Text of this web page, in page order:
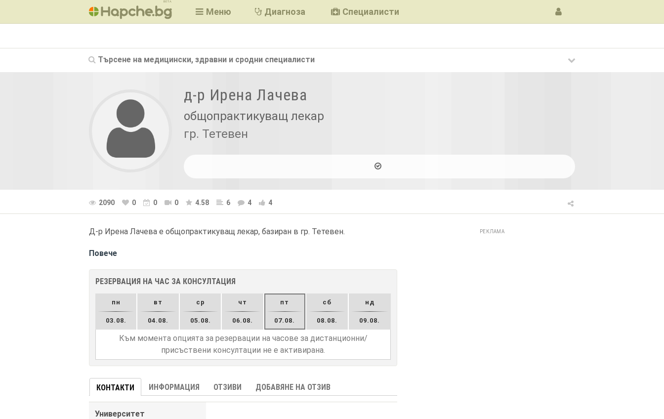
BETA
Меню Диагноза Специалисти
Търсене на медицински, здравни и сродни специалисти
д-р Ирена Лачева
общопрактикуващ лекар
гр. Тетевен
2090 0 0 0 4.58 6 4 4
Д-р Ирена Лачева е общопрактикуващ лекар, базиран в гр. Тетевен.
Повече
РЕЗЕРВАЦИЯ НА ЧАС ЗА КОНСУЛТАЦИЯ
пн
03.08.
вт
04.08.
ср
05.08.
чт
06.08.
пт
07.08.
сб
08.08.
нд
09.08.
Към момента опцията за резервации на часове за дистанционни/
присъствени консултации не е активирана.
КОНТАКТИ ИНФОРМАЦИЯ ОТЗИВИ ДОБАВЯНЕ НА ОТЗИВ
Университет
РЕКЛАМА